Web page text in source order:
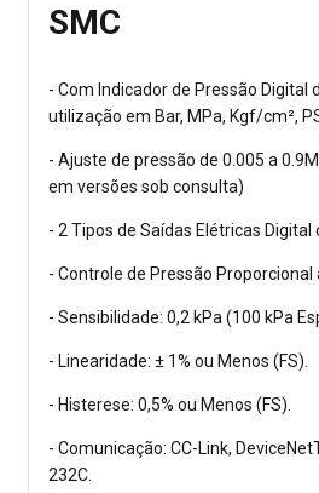
SMC
- Com Indicador de Pressão Digital
utilização em Bar, MPa, Kgf/cm²,
- Ajuste de pressão de 0.005 a
em versões sob consulta)
- 2 Tipos de Saídas Elétricas Digital
- Controle de Pressão Proporcional
- Sensibilidade: 0,2 kPa (100 kPa
- Linearidade: ± 1% ou Menos (FS).
- Histerese: 0,5% ou Menos (FS).
- Comunicação: CC-Link,
232C.